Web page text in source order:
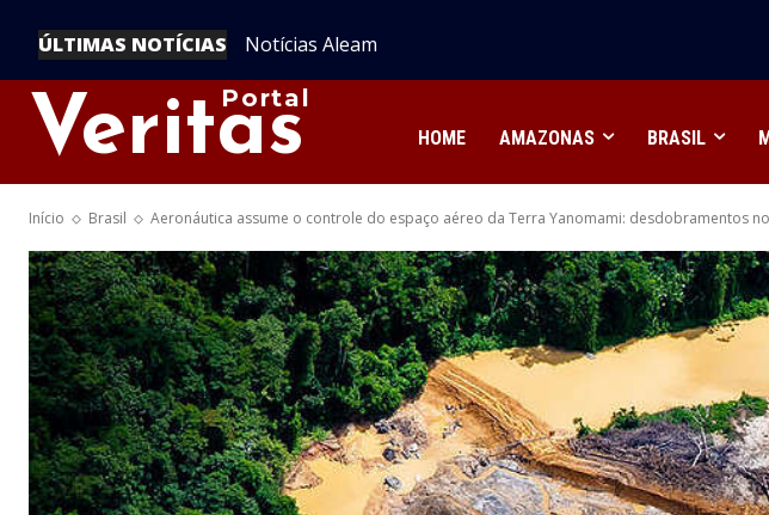
ÚLTIMAS NOTÍCIAS Notícias Aleam
Veritas
Portal
HOME AMAZONAS BRASIL
Início Brasil Aeronáutica assume o controle do espaço aéreo da Terra Yanomami: desdobramentos